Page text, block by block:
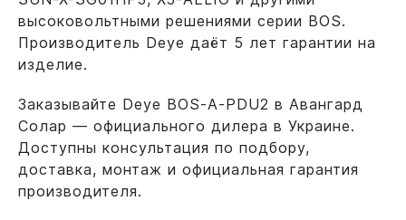
высоковольтными решениями серии BOS.
Производитель Deye даёт 5 лет гарантии на
изделие.
Заказывайте Deye BOS-A-PDU2 в Авангард
Солар — официального дилера в Украине.
Доступны консультация по подбору,
доставка, монтаж и официальная гарантия
производителя.